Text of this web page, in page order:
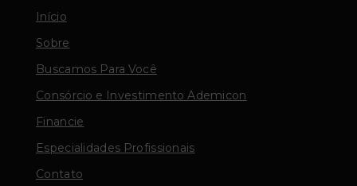
Início
Sobre
Buscamos Para Você
Consórcio e Investimento Ademicon
Financie
Especialidades Profissionais
Contato